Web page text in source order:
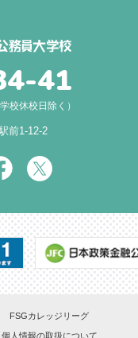
41
校休校日除く）
前1-12-2
FSGカレッジリーグ
個人情報の取扱について